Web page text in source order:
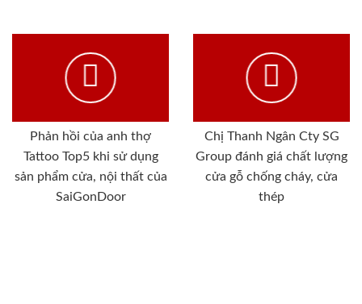
Phản hồi của anh thợ
Tattoo Top5 khi sử dụng
sản phẩm cửa, nội thất của
SaiGonDoor
Chị Thanh Ngân Cty SG
Group đánh giá chất lượng
cửa gỗ chống cháy, cửa
thép